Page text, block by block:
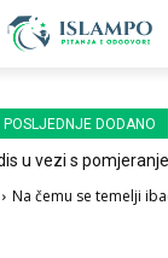
POSLJEDNJE DODANO
u vezi s
Na čemu se temelji